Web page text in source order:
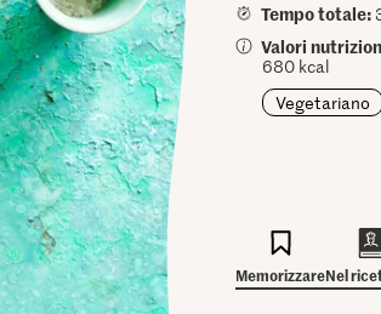
Tempo totale:
Valori
680 kcal
Vegetariano
MemorizzareNel